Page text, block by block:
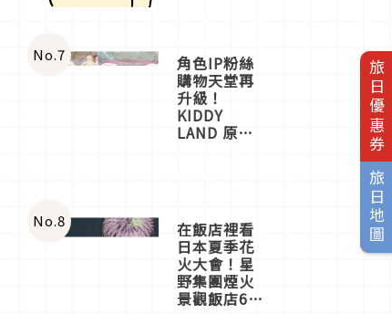
旅日優惠券
旅日地圖
一同給出了
答案
No.7 角色IP粉絲
購物天堂再
升級！
KIDDY
LAND 原宿
店3分即達
No.8 在飯店裡看
日本夏季花
火大會！星
野集團煙火
景觀飯店6